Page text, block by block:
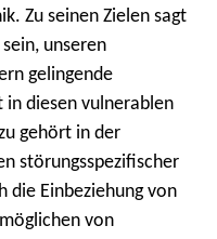
Zu seinen Zielen sagt
unseren
gelingende
in diesen vulnerablen
gehört in der
störungsspezifischer
die Einbeziehung von
von